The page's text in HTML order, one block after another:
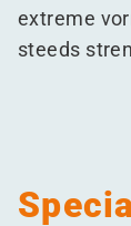
extreme
steeds